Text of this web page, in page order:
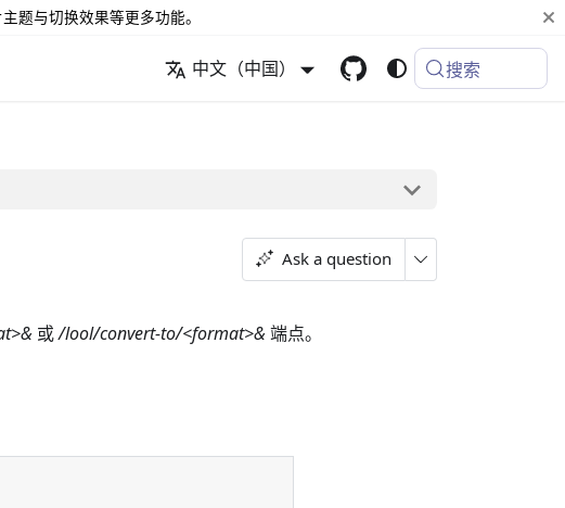
题与切换效果等更多功能。
中文（中国） 搜索
Ask a question
或/lool/convert-to/<format>& 端点。